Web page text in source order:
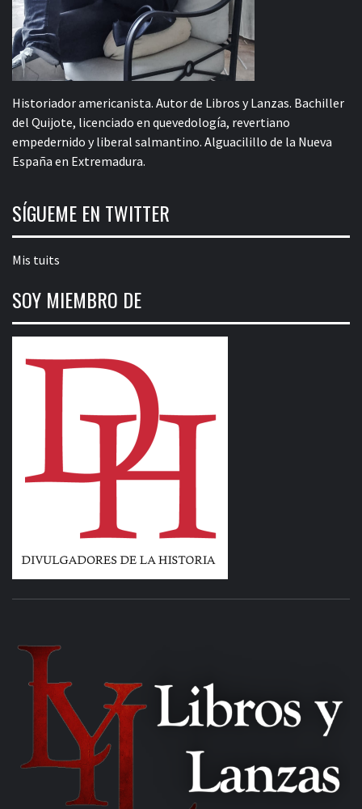
Historiador americanista. Autor de Libros y Lanzas. Bachiller
del Quijote, licenciado en quevedología, revertiano
empedernido y liberal salmantino. Alguacilillo de la Nueva
España en Extremadura.
SÍGUEME EN TWITTER
Mis tuits
SOY MIEMBRO DE